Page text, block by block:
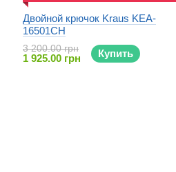
Двойной крючок Kraus KEA-
16501CH
3 200.00 грн
1 925.00 грн Купить